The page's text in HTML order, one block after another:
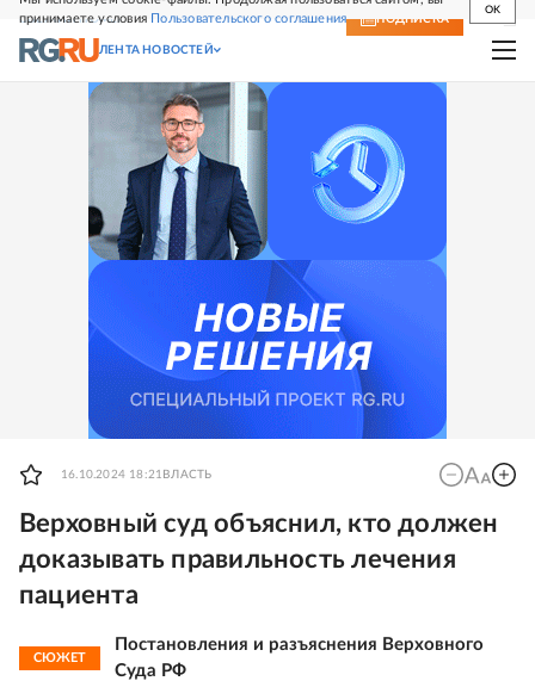
принимаете условия Пользовательского соглашения
OK
СВЕЖИЙ НОМЕР ПОДПИСКА
ЛЕНТА НОВОСТЕЙ
16.10.2024 18:21 ВЛАСТЬ
Верховный суд объяснил, кто должен
доказывать правильность лечения
пациента
СЮЖЕТ
Постановления и разъяснения Верховного
Суда РФ